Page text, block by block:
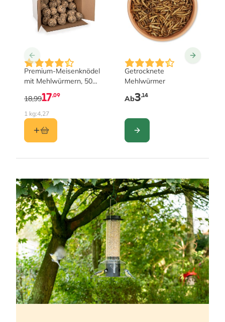
Premium-Meisenknödel
mit Mehlwürmern, 50
17,09
18,99
1 kg:4,27
Getrocknete
Mehlwürmer
The price depends on the
Ab3,14
KONFIGURIEREN